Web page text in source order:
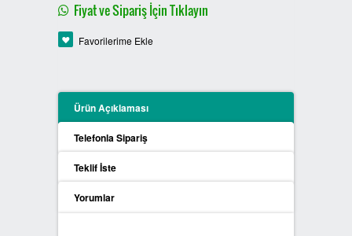
METAL SIFIR ATIK KUTULARI
PROCYCLE SIFIR ATIK
KUTULARI
PİL ATIK KUTULARI
SIFIR ATIK KONTEYNERLARI
Fiyat ve Sipariş İçin Tıklayın
Favorilerime Ekle
Ürün Açıklaması
Telefonla Sipariş
Teklif İste
Yorumlar